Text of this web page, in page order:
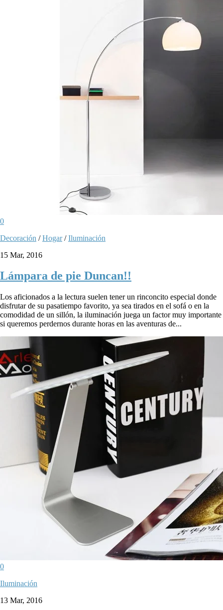
0
Decoración /Hogar/Iluminación
15 Mar, 2016
Lámpara de pie Duncan!!
Los aficionados a la lectura suelen tener un rinconcito especial donde
disfrutar de su pasatiempo favorito, ya sea tirados en el sofá o en la
comodidad de un sillón, la iluminación juega un factor muy importante
si queremos perdernos durante horas en las aventuras de...
0
Iluminación
13 Mar, 2016